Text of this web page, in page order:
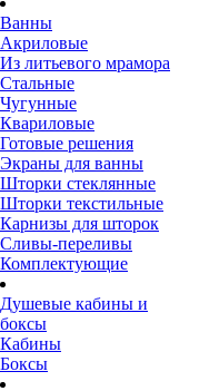
Ванны
Акриловые
Из литьевого мрамора
Стальные
Чугунные
Квариловые
Готовые решения
Экраны для ванны
Шторки стеклянные
Шторки текстильные
Карнизы для шторок
Сливы-переливы
Комплектующие
Душевые кабины и
боксы
Кабины
Боксы